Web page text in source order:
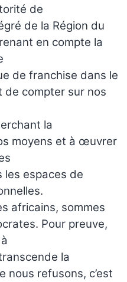
de
de la Région du
en compte la
de franchise dans le
de compter sur nos
la
moyens et à œuvrer
les espaces de
africains, sommes
Pour preuve,
la
nous refusons, c’est